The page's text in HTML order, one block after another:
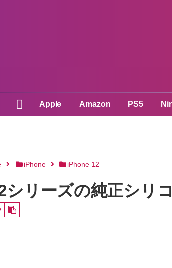
Apple Amazon PS5
iPhone iPhone 12
シリーズの純正シリ